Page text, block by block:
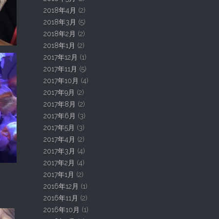
2018年4月 (2)
2018年3月 (5)
2018年2月 (2)
2018年1月 (2)
2017年12月 (1)
2017年11月 (5)
2017年10月 (4)
2017年9月 (2)
2017年8月 (2)
2017年6月 (3)
2017年5月 (3)
2017年4月 (2)
2017年3月 (4)
2017年2月 (4)
2017年1月 (2)
2016年12月 (1)
2016年11月 (2)
2016年10月 (1)